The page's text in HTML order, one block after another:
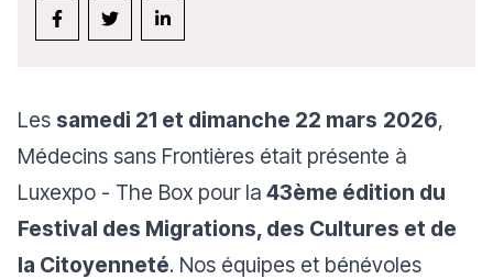
Les samedi 21 et dimanche 22 mars 2026,
Médecins sans Frontières était présente à
Luxexpo - The Box pour la 43ème édition du
Festival des Migrations, des Cultures et de
la Citoyenneté. Nos équipes et bénévoles